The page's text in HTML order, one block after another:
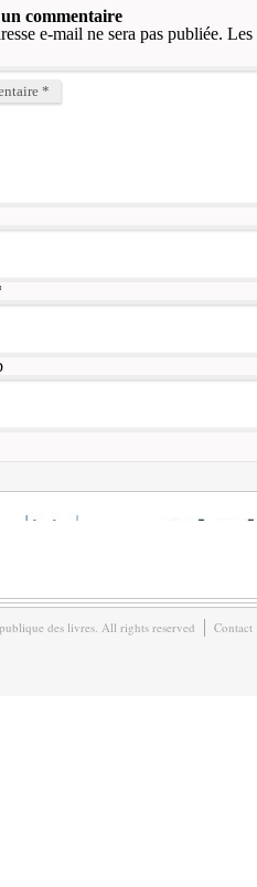
commentaire
e-mail ne sera pas publiée. Les
*
des livres. All rights reserved Contact